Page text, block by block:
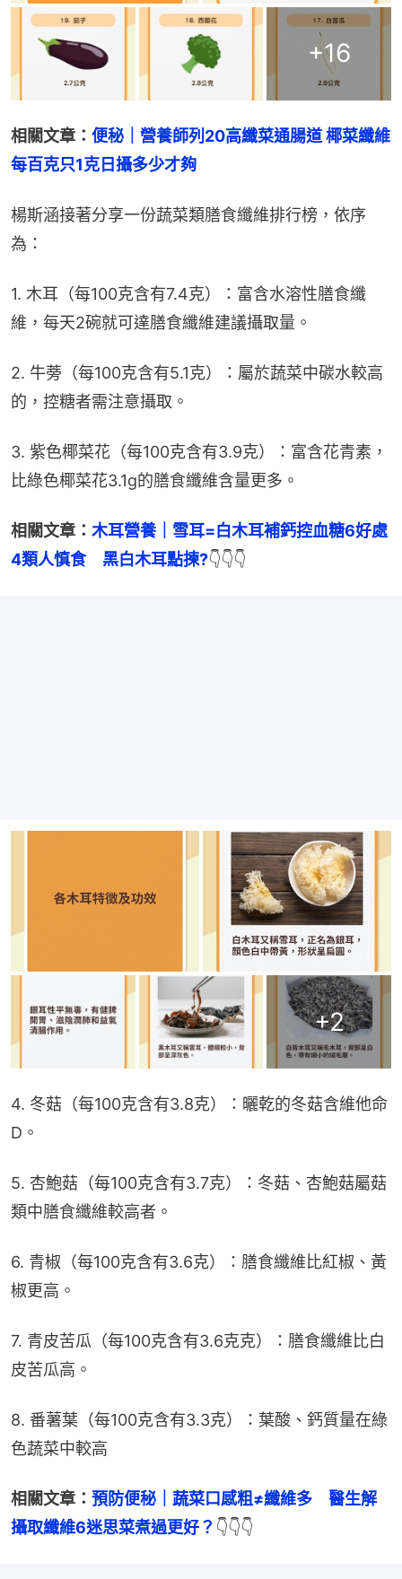
+16
相關文章： 便秘｜營養師列20高纖菜通腸道 椰菜纖維
每百克只1克日攝多少才夠
楊斯涵接著分享一份蔬菜類膳食纖維排行榜，依序
為：
1. 木耳（每100克含有7.4克）：富含水溶性膳食纖
維，每天2碗就可達膳食纖維建議攝取量。
2. 牛蒡（每100克含有5.1克）：屬於蔬菜中碳水較高
的，控糖者需注意攝取。
3. 紫色椰菜花（每100克含有3.9克）：富含花青素，
比綠色椰菜花3.1g的膳食纖維含量更多。
相關文章： 木耳營養｜雪耳=白木耳補鈣控血糖6好處
4類人慎食　黑白木耳點揀?👇👇👇
+2
4. 冬菇（每100克含有3.8克）：曬乾的冬菇含維他命
D。
5. 杏鮑菇（每100克含有3.7克）：冬菇、杏鮑菇屬菇
類中膳食纖維較高者。
6. 青椒（每100克含有3.6克）：膳食纖維比紅椒、黃
椒更高。
7. 青皮苦瓜（每100克含有3.6克克）：膳食纖維比白
皮苦瓜高。
8. 番薯葉（每100克含有3.3克）：葉酸、鈣質量在綠
色蔬菜中較高
相關文章： 預防便秘｜蔬菜口感粗≠纖維多　醫生解
攝取纖維6迷思菜煮過更好？ 👇👇👇